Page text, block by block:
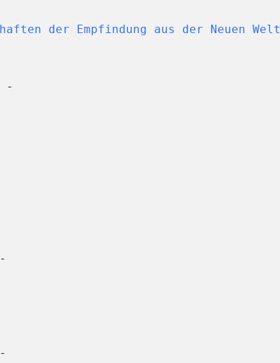
der Empfindung aus der Neuen Welt
-